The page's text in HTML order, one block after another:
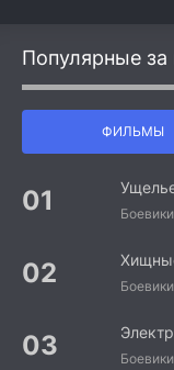
Популярные за
ФИЛЬМЫ